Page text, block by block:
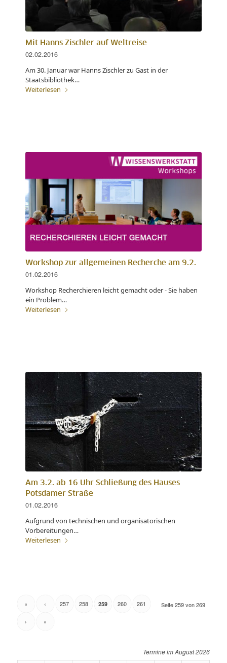
Mit Hanns Zischler auf Weltreise
02.02.2016
Am 30. Januar war Hanns Zischler zu Gast in der
Staatsbibliothek…
Weiterlesen
Workshop zur allgemeinen Recherche am 9.2.
01.02.2016
Workshop Recherchieren leicht gemacht oder - Sie haben
ein Problem…
Weiterlesen
Am 3.2. ab 16 Uhr Schließung des Hauses
Potsdamer Straße
01.02.2016
Aufgrund von technischen und organisatorischen
Vorbereitungen…
Weiterlesen
Seite 259 von 269
« ‹ 257 258 259 260 261
› »
August 2026